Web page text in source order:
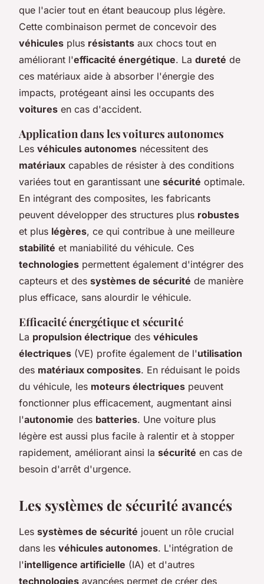
que l'acier tout en étant beaucoup plus légère.
Cette combinaison permet de concevoir des
véhicules plus résistants aux chocs tout en
améliorant l'efficacité énergétique. La dureté de
ces matériaux aide à absorber l'énergie des
impacts, protégeant ainsi les occupants des
voitures en cas d'accident.
Application dans les voitures autonomes
Les véhicules autonomes nécessitent des
matériaux capables de résister à des conditions
variées tout en garantissant une sécurité optimale.
En intégrant des composites, les fabricants
peuvent développer des structures plus robustes
et plus légères, ce qui contribue à une meilleure
stabilité et maniabilité du véhicule. Ces
technologies permettent également d'intégrer des
capteurs et des systèmes de sécurité de manière
plus efficace, sans alourdir le véhicule.
Efficacité énergétique et sécurité
La propulsion électrique des véhicules
électriques (VE) profite également de l'utilisation
des matériaux composites. En réduisant le poids
du véhicule, les moteurs électriques peuvent
fonctionner plus efficacement, augmentant ainsi
l'autonomie des batteries. Une voiture plus
légère est aussi plus facile à ralentir et à stopper
rapidement, améliorant ainsi la sécurité en cas de
besoin d'arrêt d'urgence.
Les systèmes de sécurité avancés
Les systèmes de sécurité jouent un rôle crucial
dans les véhicules autonomes. L'intégration de
l'intelligence artificielle (IA) et d'autres
technologies avancées permet de créer des